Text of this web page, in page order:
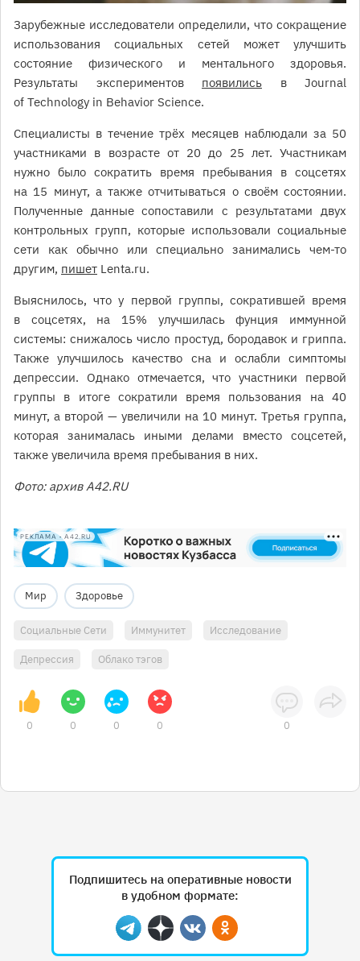
Зарубежные исследователи определили, что сокращение
использования социальных сетей может улучшить
состояние физического и ментального здоровья.
Результаты экспериментов появились в Journal
of Technology in Behavior Science.
Специалисты в течение трёх месяцев наблюдали за 50
участниками в возрасте от 20 до 25 лет. Участникам
нужно было сократить время пребывания в соцсетях
на 15 минут, а также отчитываться о своём состоянии.
Полученные данные сопоставили с результатами двух
контрольных групп, которые использовали социальные
сети как обычно или специально занимались чем-то
другим, пишет Lenta.ru.
Выяснилось, что у первой группы, сократившей время
в соцсетях, на 15% улучшилась фунция иммунной
системы: снижалось число простуд, бородавок и гриппа.
Также улучшилось качество сна и ослабли симптомы
депрессии. Однако отмечается, что участники первой
группы в итоге сократили время пользования на 40
минут, а второй — увеличили на 10 минут. Третья группа,
которая занималась иными делами вместо соцсетей,
также увеличила время пребывания в них.
Фото: архив A42.RU
РЕКЛАМА • A42.RU
Мир Здоровье
Социальные Сети Иммунитет Исследование
Депрессия Облако тэгов
0 0 0 0 0
Подпишитесь на оперативные новости
в удобном формате:
Telegram
ДзенВконтактеОдноклассники